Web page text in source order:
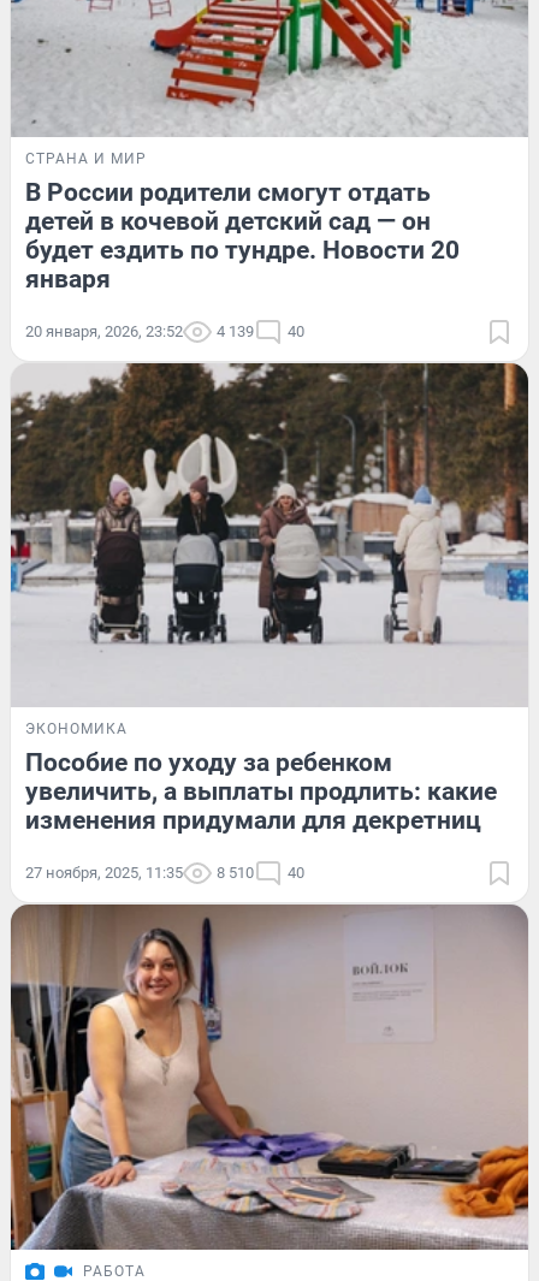
СТРАНА И МИР
В России родители смогут отдать
детей в кочевой детский сад — он
будет ездить по тундре. Новости 20
января
20 января, 2026, 23:52 4 139 40
ЭКОНОМИКА
Пособие по уходу за ребенком
увеличить, а выплаты продлить: какие
изменения придумали для декретниц
27 ноября, 2025, 11:35 8 510 40
РАБОТА